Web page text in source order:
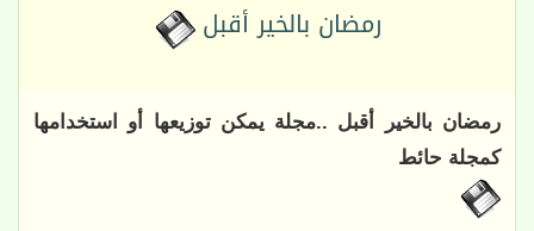
رمضان بالخير أقبل
رمضان بالخير أقبل ..مجلة يمكن توزيعها أو استخدامها
كمجلة حائط